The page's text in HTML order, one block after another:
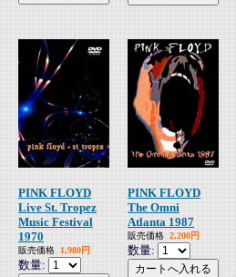
PINK FLOYD
Live St. Tropez
Music Festival
1970
販売価格 1,980円
数量:
PINK FLOYD
The Omni
Atlanta 1987
販売価格 2,200円
数量: